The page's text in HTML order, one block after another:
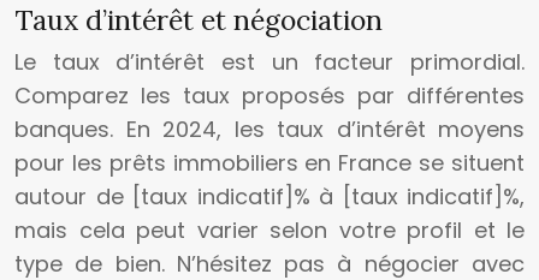
Taux d’intérêt et négociation
Le taux d’intérêt est un facteur primordial.
Comparez les taux proposés par différentes
banques. En 2024, les taux d’intérêt moyens
pour les prêts immobiliers en France se situent
autour de [taux indicatif]% à [taux indicatif]%,
mais cela peut varier selon votre profil et le
type de bien. N’hésitez pas à négocier avec